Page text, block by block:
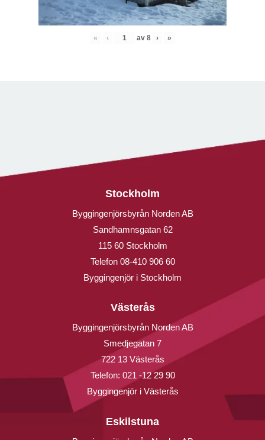
« ‹ av 8 › »
Stockholm
Byggingenjörsbyrån Norden AB
Sandhamnsgatan 62
115 60 Stockholm
Telefon 08-410 906 60
Byggingenjör i Stockholm
Västerås
Byggingenjörsbyrån Norden AB
Smedjegatan 7
722 13 Västerås
Telefon: 021 -12 29 90
Byggingenjör i Västerås
Eskilstuna